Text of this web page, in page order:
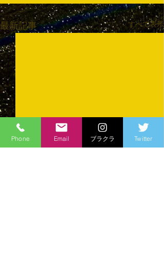
最新記事 すべて表示
Phone Email ブラクラ Twitter